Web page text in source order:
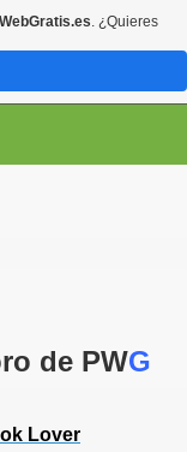
de PWG
Lover
. ¿Quieres